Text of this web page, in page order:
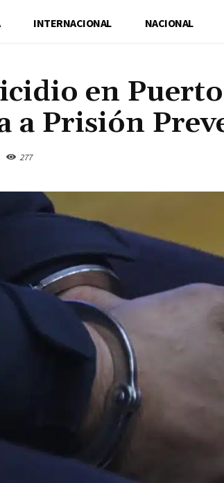
INTERNACIONAL NACIONAL
en
a Prisión
277